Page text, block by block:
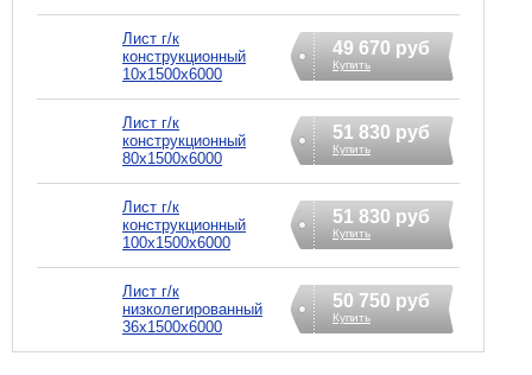
Лист г/к
конструкционный
10х1500х6000
49 670 руб
Купить
Лист г/к
конструкционный
80х1500х6000
51 830 руб
Купить
Лист г/к
конструкционный
100х1500х6000
51 830 руб
Купить
Лист г/к
низколегированный
36х1500х6000
50 750 руб
Купить